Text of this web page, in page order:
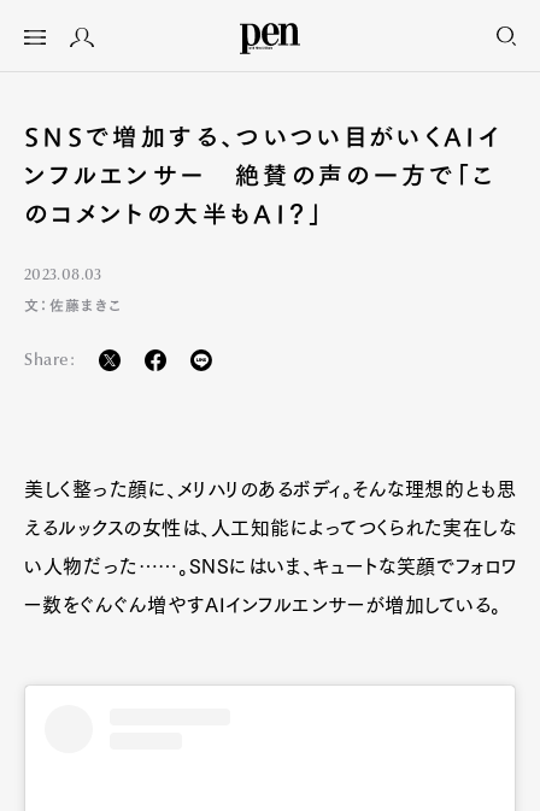
SNSで増加する、ついつい目がいくAIイ
ンフルエンサー 絶賛の声の一方で「こ
のコメントの大半もAI？」
2023.08.03
文：佐藤まきこ
Share:
美しく整った顔に、メリハリのあるボディ。そんな理想的とも思
えるルックスの女性は、人工知能によってつくられた実在しな
い人物だった……。SNSにはいま、キュートな笑顔でフォロワ
ー数をぐんぐん増やすAIインフルエンサーが増加している。